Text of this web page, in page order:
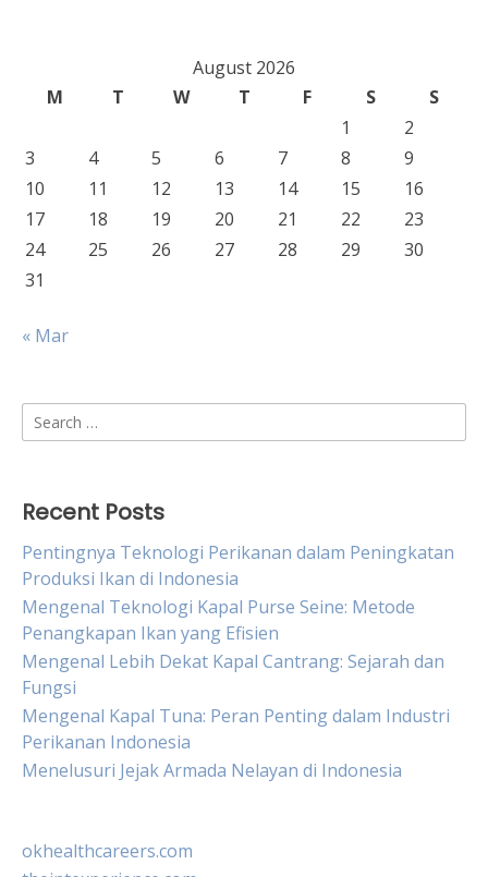
August 2026
M
T W T F S
S
1
2
3
4 5 6 7 8
9
10
11 12 13 14 15
16
17
18 19 20 21 22
23
24
25 26 27 28 29
30
31
« Mar
Search
for:
Recent Posts
Pentingnya Teknologi Perikanan dalam Peningkatan
Produksi Ikan di Indonesia
Mengenal Teknologi Kapal Purse Seine: Metode
Penangkapan Ikan yang Efisien
Mengenal Lebih Dekat Kapal Cantrang: Sejarah dan
Fungsi
Mengenal Kapal Tuna: Peran Penting dalam Industri
Perikanan Indonesia
Menelusuri Jejak Armada Nelayan di Indonesia
okhealthcareers.com